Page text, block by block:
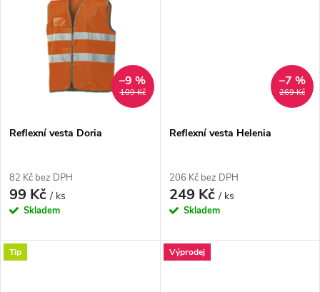
109 Kč
–9 %
Reflexní vesta Doria
82 Kč bez DPH
99 Kč/ ks
Skladem
269 Kč
–7 %
Reflexní vesta Helenia
206 Kč bez DPH
249 Kč/ ks
Skladem
Tip Výprodej